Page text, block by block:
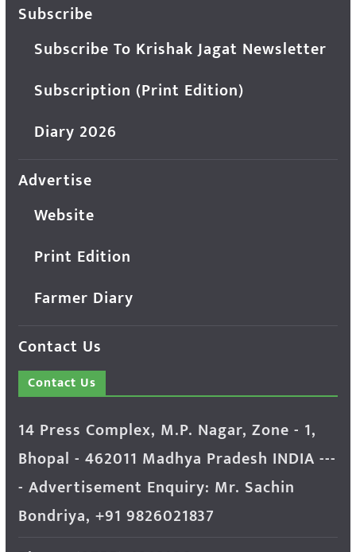
Subscribe
Subscribe To Krishak Jagat Newsletter
Subscription (Print Edition)
Diary 2026
Advertise
Website
Print Edition
Farmer Diary
Contact Us
Contact Us
14 Press Complex, M.P. Nagar, Zone - 1,
Bhopal - 462011 Madhya Pradesh INDIA ---
- Advertisement Enquiry: Mr. Sachin
Bondriya, +91 9826021837